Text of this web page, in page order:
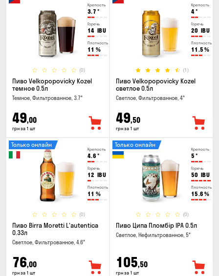
Крепость
3.7 °
Горечь
14 IBU
Плотность
11 %
(0)
Пиво Velkopopovicky Kozel
темное 0.5л
Темное, Фильтрованное, 3.7°
49,00
грн за 1 шт
Крепость
4°
Горечь
20 IBU
Плотность
11.5 %
(1)
Пиво Velkopopovicky Kozel
светлое 0.5л
Светлое, Фильтрованное, 4°
49,50
грн за 1 шт
Крепость
4.6 °
Горечь
12 IBU
Плотность
11 %
(0)
Только онлайн
Пиво Birra Moretti L'autentica
0.33л
Светлое, Фильтрованное, 4.6°
76,00
грн за 1 шт
Крепость
5 °
Горечь
50 IBU
Плотность
15.6 %
(0)
Только онлайн
Пиво Ципа Пломбір IPA 0.5л
Светлое, Нефильтрованное, 5°
105,50
грн за 1 шт